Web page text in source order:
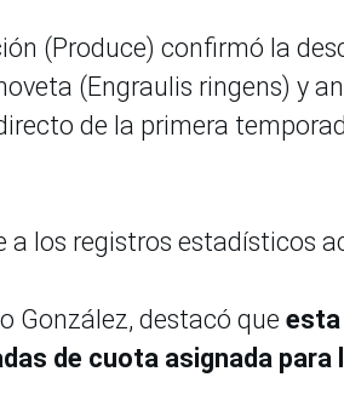
(Produce) confirmó la
(Engraulis ringens) y
de la primera
a los registros estadísticos
González, destacó que esta
de cuota asignada para